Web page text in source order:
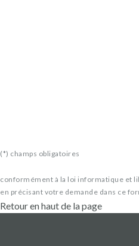
(*) champs obligatoires
conformément à la loi informatique et
en précisant votre demande dans ce
Retour en haut de la page